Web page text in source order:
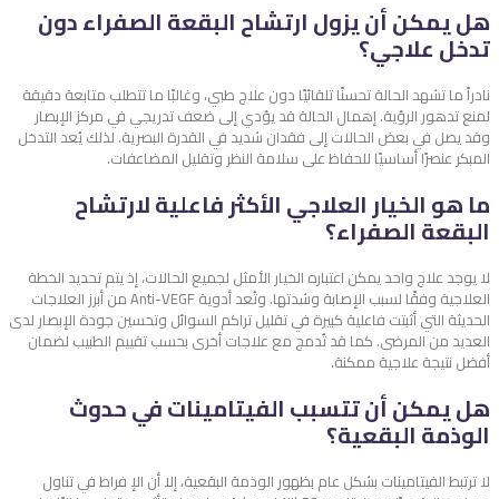
هل يمكن أن يزول ارتشاح البقعة الصفراء دون
تدخل علاجي؟
نادراً ما تشهد الحالة تحسنًا تلقائيًا دون علاج طبي، وغالبًا ما تتطلب متابعة دقيقة
لمنع تدهور الرؤية. إهمال الحالة قد يؤدي إلى ضعف تدريجي في مركز الإبصار
وقد يصل في بعض الحالات إلى فقدان شديد في القدرة البصرية. لذلك يُعد التدخل
المبكر عنصرًا أساسيًا للحفاظ على سلامة النظر وتقليل المضاعفات.
ما هو الخيار العلاجي الأكثر فاعلية لارتشاح
البقعة الصفراء؟
لا يوجد علاج واحد يمكن اعتباره الخيار الأمثل لجميع الحالات، إذ يتم تحديد الخطة
العلاجية وفقًا لسبب الإصابة وشدتها. وتُعد أدوية Anti-VEGF من أبرز العلاجات
الحديثة التي أثبتت فاعلية كبيرة في تقليل تراكم السوائل وتحسين جودة الإبصار لدى
العديد من المرضى. كما قد تُدمج مع علاجات أخرى بحسب تقييم الطبيب لضمان
أفضل نتيجة علاجية ممكنة.
هل يمكن أن تتسبب الفيتامينات في حدوث
الوذمة البقعية؟
لا ترتبط الفيتامينات بشكل عام بظهور الوذمة البقعية، إلا أن الإ فراط في تناول